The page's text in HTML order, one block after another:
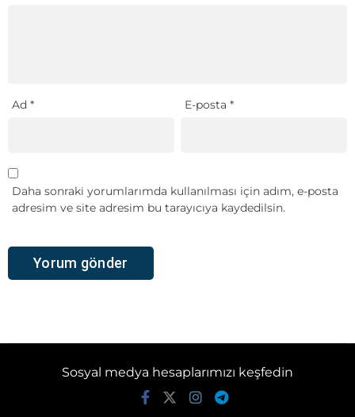
Ad * E-posta*
Daha sonraki yorumlarımda kullanılması için adım, e-posta
adresim ve site adresim bu tarayıcıya kaydedilsin.
Sosyal medya hesaplarımızı keşfedin